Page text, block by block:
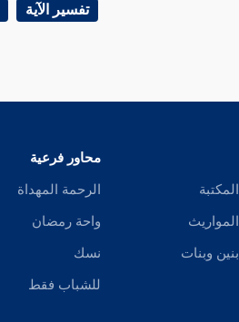
تفسير الآية
المكتبة
المواريث
بنين وبنات
محاور فرعية
الرحمة المهداة
واحة رمضان
نسك
للشباب فقط